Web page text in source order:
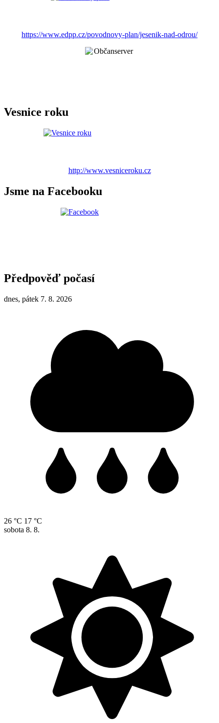
https://www.edpp.cz/povodnovy-plan/jesenik-nad-odrou/
Vesnice roku
http://www.vesniceroku.cz
Jsme na Facebooku
Předpověď počasí
dnes, pátek 7. 8. 2026
26 °C 17 °C
sobota 8. 8.